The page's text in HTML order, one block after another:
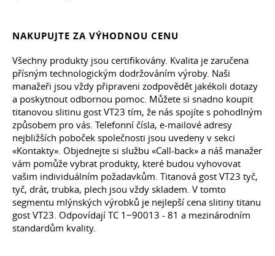
NAKUPUJTE ZA VÝHODNOU CENU
Všechny produkty jsou certifikovány. Kvalita je zaručena
přísným technologickým dodržováním výroby. Naši
manažeři jsou vždy připraveni zodpovědět jakékoli dotazy
a poskytnout odbornou pomoc. Můžete si snadno koupit
titanovou slitinu gost VT23 tím, že nás spojíte s pohodlným
způsobem pro vás. Telefonní čísla, e-mailové adresy
nejbližších poboček společnosti jsou uvedeny v sekci
«Kontakty». Objednejte si službu «Call-back» a náš manažer
vám pomůže vybrat produkty, které budou vyhovovat
vašim individuálním požadavkům. Titanová gost VT23 tyč,
tyč, drát, trubka, plech jsou vždy skladem. V tomto
segmentu mlýnských výrobků je nejlepší cena slitiny titanu
gost VT23. Odpovídají TC 1−90013 - 81 a mezinárodním
standardům kvality.